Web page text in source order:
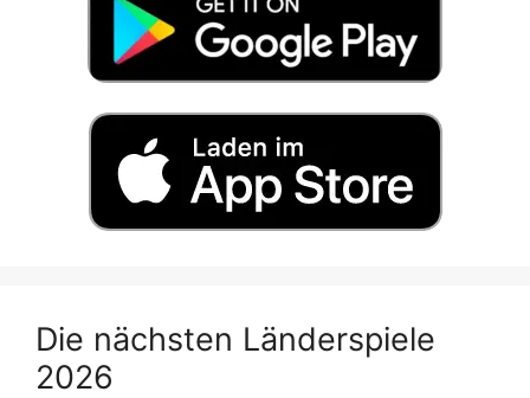
Die nächsten Länderspiele
2026